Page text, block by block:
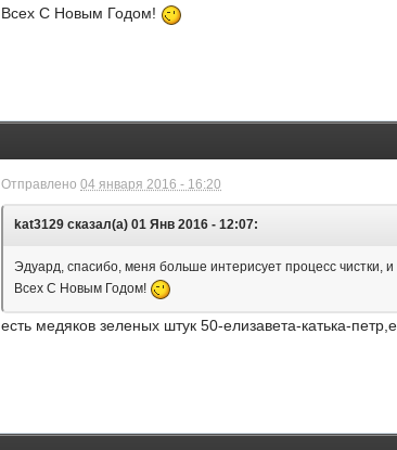
Всех С Новым Годом!
Отправлено04 января 2016 - 16:20
kat3129 сказал(а) 01 Янв 2016 - 12:07:
Эдуард, спасибо, меня больше интерисует процесс чистки,
Всех С Новым Годом!
есть медяков зеленых штук 50-елизавета-катька-